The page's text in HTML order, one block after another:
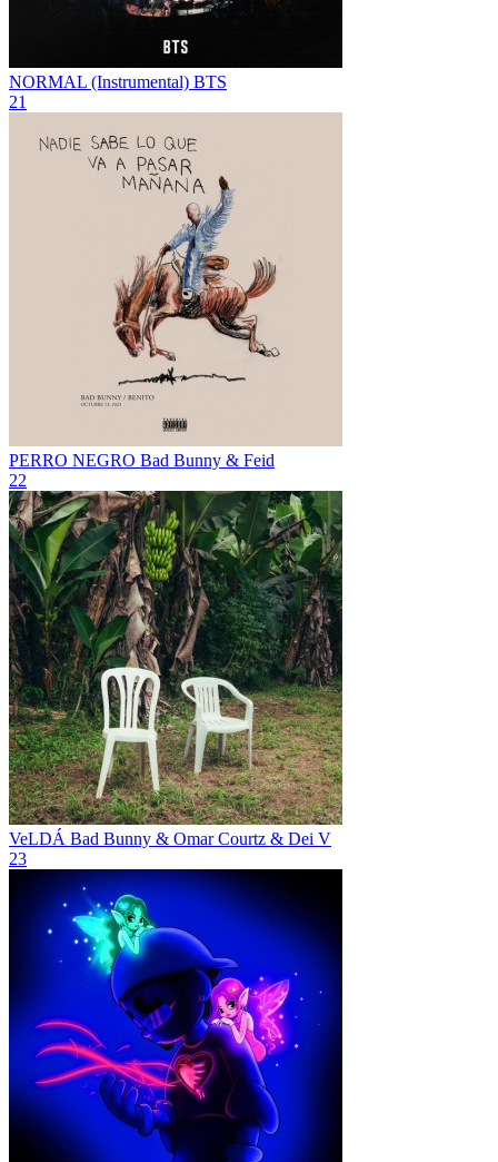
NORMAL (Instrumental) BTS
21
PERRO NEGRO Bad Bunny & Feid
22
VeLDÁ Bad Bunny & Omar Courtz & Dei V
23